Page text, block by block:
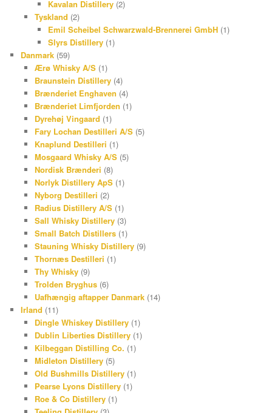
Kavalan Distillery (2)
Tyskland (2)
Emil Scheibel Schwarzwald-Brennerei GmbH (1)
Slyrs Distillery (1)
Danmark (59)
Ærø Whisky A/S(1)
Braunstein Distillery(4)
Brænderiet Enghaven (4)
Brænderiet Limfjorden (1)
Dyrehøj Vingaard (1)
Fary Lochan Destilleri A/S(5)
Knaplund Destilleri (1)
Mosgaard Whisky A/S(5)
Nordisk Brænderi (8)
Norlyk Distillery ApS(1)
Nyborg Destilleri (2)
Radius Distillery A/S(1)
Sall Whisky Distillery(3)
Small Batch Distillers(1)
Stauning Whisky Distillery(9)
Thornæs Destilleri (1)
Thy Whisky(9)
Trolden Bryghus(6)
Uafhængig aftapper Danmark(14)
Irland (11)
Dingle Whiskey Distillery(1)
Dublin Liberties Distillery(1)
Kilbeggan Distilling Co. (1)
Midleton Distillery(5)
Old Bushmills Distillery(1)
Pearse Lyons Distillery(1)
Roe & Co Distillery(1)